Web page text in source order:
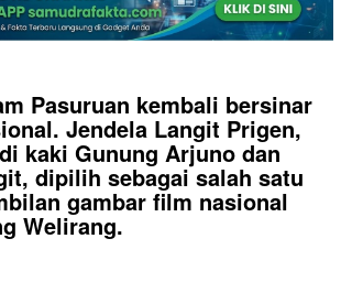
Pasuruan kembali bersinar
Jendela Langit Prigen,
kaki Gunung Arjuno dan
dipilih sebagai salah satu
gambar film nasional
Welirang.